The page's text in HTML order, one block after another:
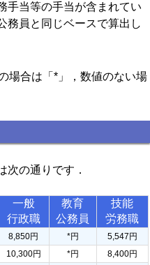
手当等の手当が含まれてい
務員と同じベースで算出し
場合は「*」，数値のない場
次の通りです．
一般
行政職
教育
公務員
技能
労務職
8,850円 *円
5,547円
10,300円 *円
8,400円